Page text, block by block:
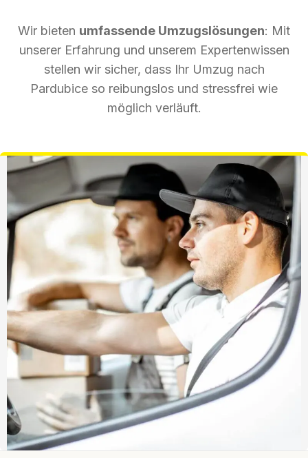
Wir bieten umfassende Umzugslösungen: Mit
unserer Erfahrung und unserem Expertenwissen
stellen wir sicher, dass Ihr Umzug nach
Pardubice so reibungslos und stressfrei wie
möglich verläuft.